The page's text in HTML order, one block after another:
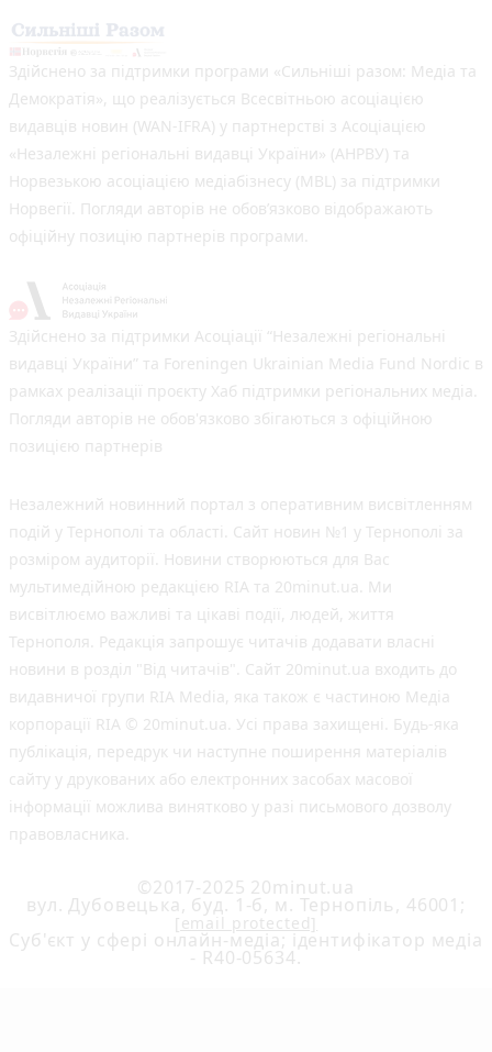
Здійснено за підтримки програми «Сильніші разом: Медіа та
Демократія», що реалізується Всесвітньою асоціацією
видавців новин (WAN-IFRA) у партнерстві з Асоціацією
«Незалежні регіональні видавці України» (АНРВУ) та
Норвезькою асоціацією медіабізнесу (MBL) за підтримки
Норвегії. Погляди авторів не обов’язково відображають
офіційну позицію партнерів програми.
Здійснено за підтримки Асоціації “Незалежні регіональні
видавці України” та Foreningen Ukrainian Media Fund Nordic в
рамках реалізації проєкту Хаб підтримки регіональних медіа.
Погляди авторів не обов'язково збігаються з офіційною
позицією партнерів
Незалежний новинний портал з оперативним висвітленням
подій у Тернополі та області. Сайт новин №1 у Тернополі за
розміром аудиторії. Новини створюються для Вас
мультимедійною редакцією RIA та 20minut.ua. Ми
висвітлюємо важливі та цікаві події, людей, життя
Тернополя. Редакція запрошує читачів додавати власні
новини в розділ "Від читачів". Сайт 20minut.ua входить до
видавничої групи RIA Media, яка також є частиною Медіа
корпорації RIA © 20minut.ua. Усі права захищені. Будь-яка
публiкацiя, передрук чи наступне поширення матеріалів
сайту у друкованих або електронних засобах масової
інформації можлива винятково у разі письмового дозволу
правовласника.
©2017-2025 20minut.ua
вул. Дубовецька, буд. 1-б, м. Тернопіль, 46001;
[email protected]
Cуб'єкт у сфері онлайн-медіа; ідентифікатор медіа
- R40-05634.